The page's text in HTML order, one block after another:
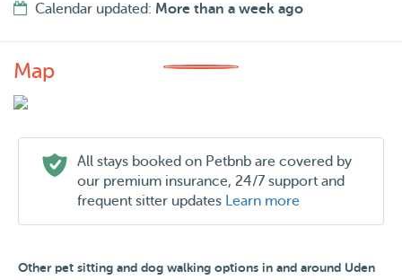
Calendar updated: More than a week ago
Map
All stays booked on Petbnb are covered by
our premium insurance, 24/7 support and
frequent sitter updates Learn more
Other pet sitting and dog walking options in and around Uden